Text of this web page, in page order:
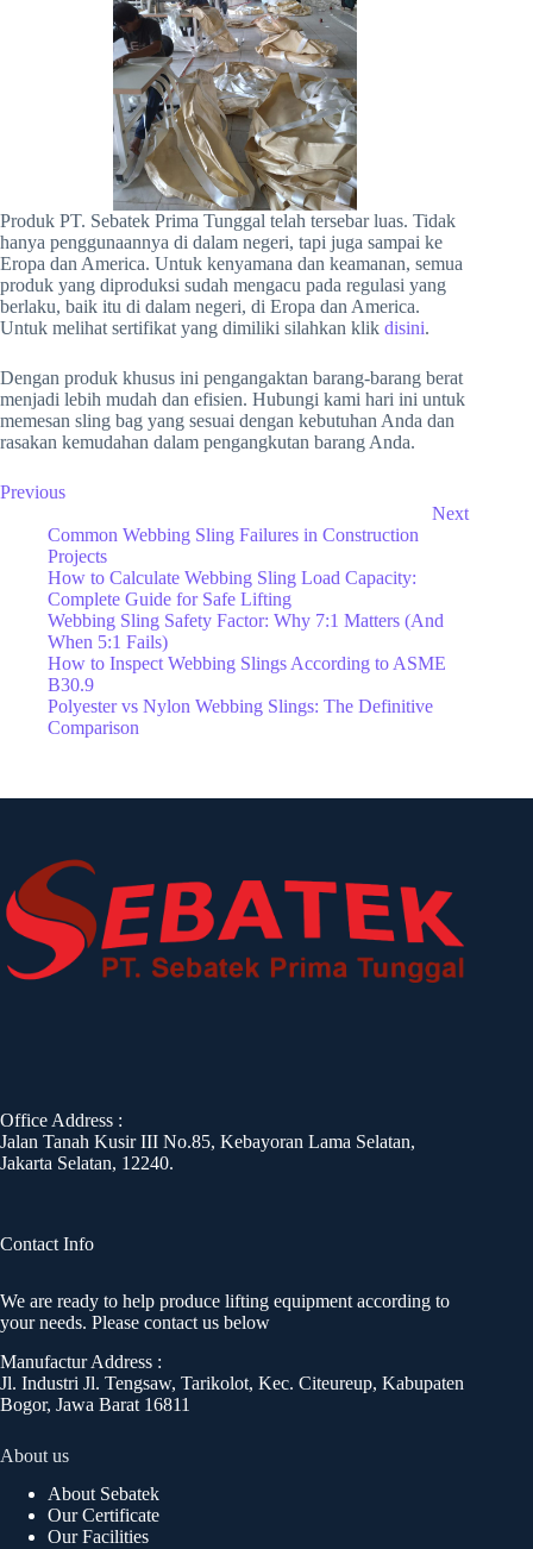
Produk PT. Sebatek Prima Tunggal telah tersebar luas. Tidak
hanya penggunaannya di dalam negeri, tapi juga sampai ke
Eropa dan America. Untuk kenyamana dan keamanan, semua
produk yang diproduksi sudah mengacu pada regulasi yang
berlaku, baik itu di dalam negeri, di Eropa dan America.
Untuk melihat sertifikat yang dimiliki silahkan klik disini.
Dengan produk khusus ini pengangaktan barang-barang berat
menjadi lebih mudah dan efisien. Hubungi kami hari ini untuk
memesan sling bag yang sesuai dengan kebutuhan Anda dan
rasakan kemudahan dalam pengangkutan barang Anda.
Previous
Next
Common Webbing Sling Failures in Construction
Projects
How to Calculate Webbing Sling Load Capacity:
Complete Guide for Safe Lifting
Webbing Sling Safety Factor: Why 7:1 Matters (And
When 5:1 Fails)
How to Inspect Webbing Slings According to ASME
B30.9
Polyester vs Nylon Webbing Slings: The Definitive
Comparison
Office Address :
Jalan Tanah Kusir III No.85, Kebayoran Lama Selatan,
Jakarta Selatan, 12240.
Contact Info
We are ready to help produce lifting equipment according to
your needs. Please contact us below
Manufactur Address :
Jl. Industri Jl. Tengsaw, Tarikolot, Kec. Citeureup, Kabupaten
Bogor, Jawa Barat 16811
About us
About Sebatek
Our Certificate
Our Facilities